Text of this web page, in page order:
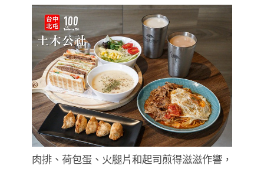
肉排、荷包蛋、火腿片和起司煎得滋滋作響，